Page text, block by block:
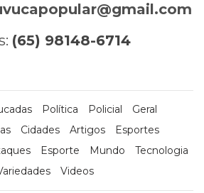
(65) 98148-6714
Política Policial
Geral
Cidades Artigos
Esportes
Esporte Mundo
Tecnologia
Videos